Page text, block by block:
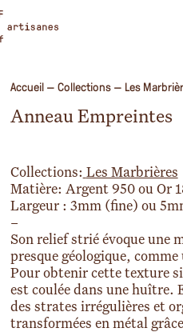
Accueil—Collections— Les
Anneau Empreintes
Collections: Les Marbrières
Matière: Argent 950 ou Or
Largeur : 3mm (fine) ou
–
Son relief strié évoque une
presque géologique,
Pour obtenir cette texture
est coulée dans une huître.
des strates irrégulières et
transformées en métal